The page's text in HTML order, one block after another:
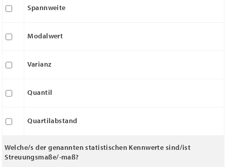
Spannweite
Modalwert
Varianz
Quantil
Quartilabstand
Welche/s der genannten statistischen Kennwerte sind/ist
Streuungsmaße/-maß?